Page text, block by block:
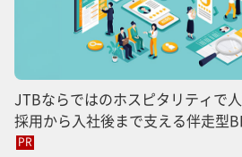
JTBならではのホスピタリティで
採用から入社後まで支える伴走型
PR